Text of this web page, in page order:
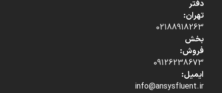
دفتر
تهران:
02188918263
بخش
فروش:
09126238673
ایمیل:
info@ansysfluent.ir